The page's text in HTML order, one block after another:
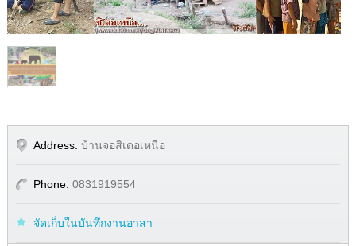
1/1
Address: บ้านจอสิเดอเหนือ
Phone: 0831919554
จัดเก็บในบันทึกงานอาสา